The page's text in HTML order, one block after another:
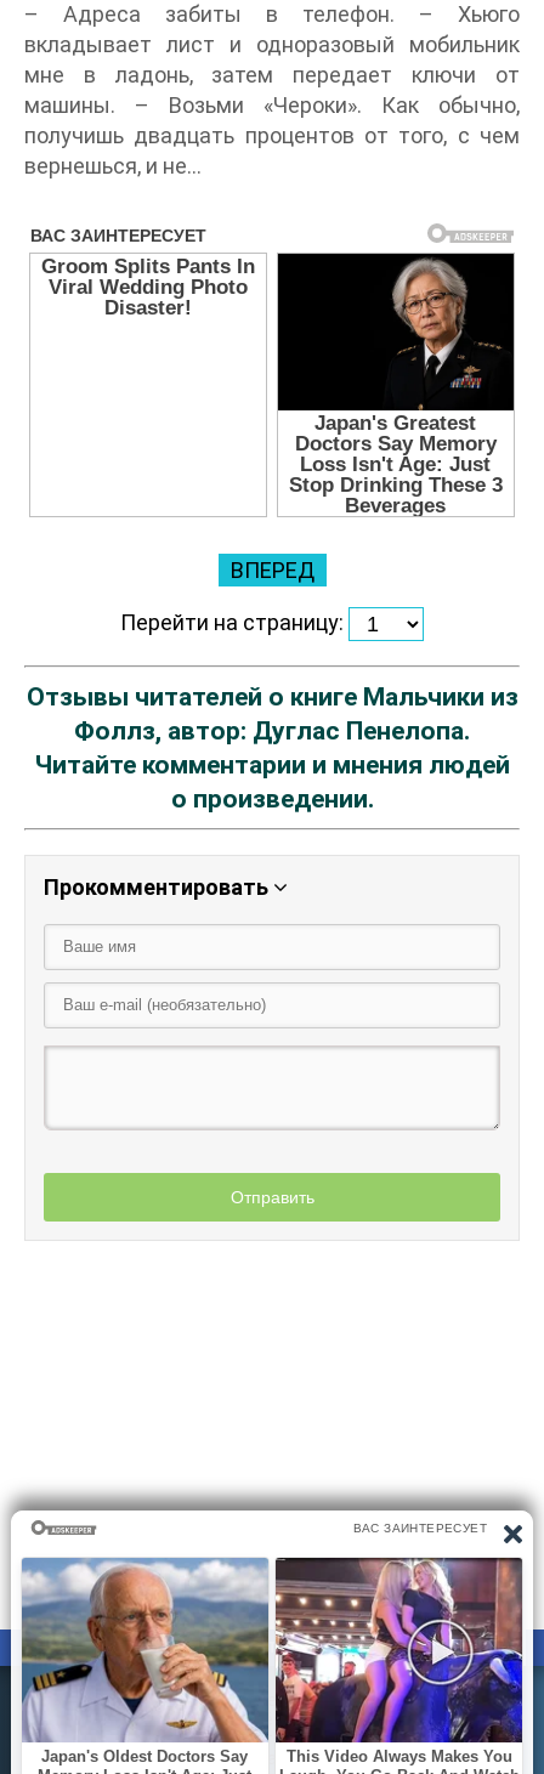
– Адреса забиты в телефон. – Хьюго
вкладывает лист и одноразовый мобильник
мне в ладонь, затем передает ключи от
машины. – Возьми «Чероки». Как обычно,
получишь двадцать процентов от того, с чем
вернешься, и не…
ВПЕРЕД
Перейти на страницу:
Отзывы читателей о книге Мальчики из
Фоллз, автор: Дуглас Пенелопа.
Читайте комментарии и мнения людей
о произведении.
Прокомментировать
Отправить
ПРАВООБЛАДАТЕЛЯМ ПОЛИТИКА КОНФИДЕНЦИАЛЬНОСТИ
Все материалы на сайте размещаются его пользователями.
Администратор сайта не несёт ответственности за
действия пользователей сайта..
Вы можете направить вашу жалобу на почту